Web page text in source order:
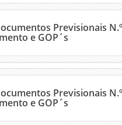
Previsionais
e GOP´s
Previsionais
e GOP´s